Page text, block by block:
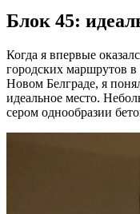
Блок 45:
Когда я впервые
городских маршрутов
Новом Белграде, я
идеальное место.
сером однообразии